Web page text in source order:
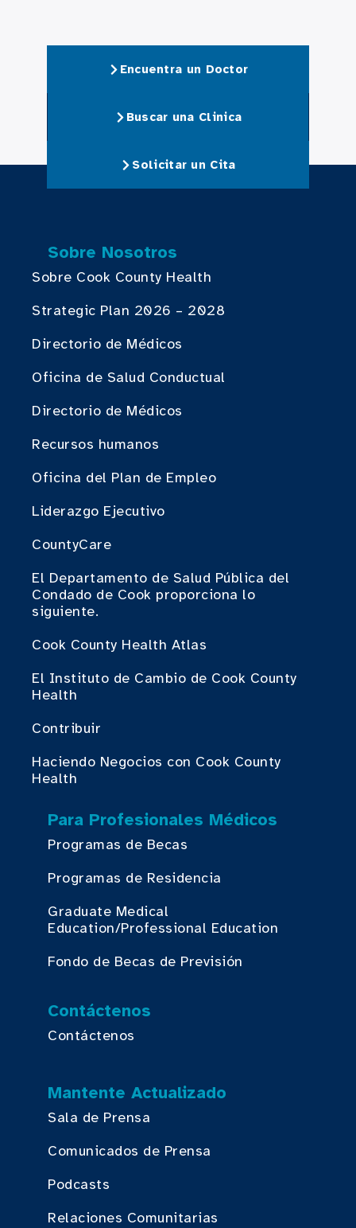
Encuentra un Doctor
Buscar una Clinica
Solicitar un Cita
Sobre Nosotros
Sobre Cook County Health
Strategic Plan 2026 – 2028
Directorio de Médicos
Oficina de Salud Conductual
Directorio de Médicos
Recursos humanos
Oficina del Plan de Empleo
Liderazgo Ejecutivo
CountyCare
El Departamento de Salud Pública del
Condado de Cook proporciona lo
siguiente.
Cook County Health Atlas
El Instituto de Cambio de Cook County
Health
Contribuir
Haciendo Negocios con Cook County
Health
Para Profesionales Médicos
Programas de Becas
Programas de Residencia
Graduate Medical
Education/Professional Education
Fondo de Becas de Previsión
Contáctenos
Contáctenos
Mantente Actualizado
Sala de Prensa
Comunicados de Prensa
Podcasts
Relaciones Comunitarias